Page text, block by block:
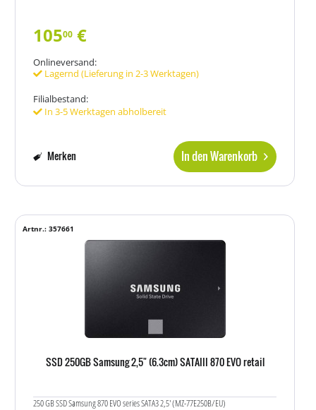
10500 €
Onlineversand:
Lagernd (Lieferung in 2-3 Werktagen)
Filialbestand:
In 3-5 Werktagen abholbereit
In den Warenkorb
Merken
SSD 250GB Samsung 2,5" (6.3cm) SATAIII 870 EVO retail
250 GB SSD Samsung 870 EVO series SATA3 2,5' (MZ-77E250B/EU)
Artnr.: 357661